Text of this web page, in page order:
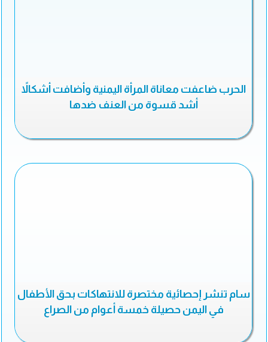
الحرب ضاعفت معاناة المرأة اليمنية وأضافت أشكالاً
أشد قسوة من العنف ضدها
سام تنشر إحصائية مختصرة للانتهاكات بحق الأطفال
في اليمن حصيلة خمسة أعوام من الصراع